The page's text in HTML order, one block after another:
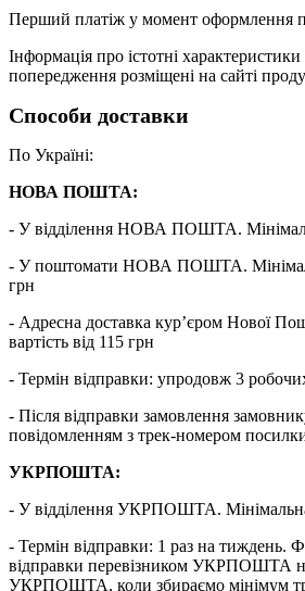
Перший платіж у момент оформлення
Інформація про істотні
попередження розміщені на сайті
Способи доставки
По Україні:
НОВА ПОШТА:
- У відділення НОВА ПОШТА.
- У поштомати НОВА ПОШТА.
грн
- Адресна доставка кур’єром Нової
вартість від 115 грн
- Термін відправки: упродовж 3
- Після відправки замовлення
повідомленням з трек-номером
УКРПОШТА:
- У відділення УКРПОШТА. Мінімальна
- Термін відправки: 1 раз на тиждень.
відправки перевізником УКРПОШТА
УКРПОШТА, коли збираємо мінімум